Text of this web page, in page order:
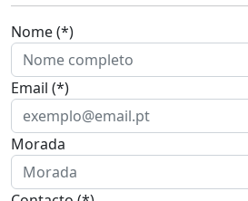
Nome (*)
Email (*)
Morada